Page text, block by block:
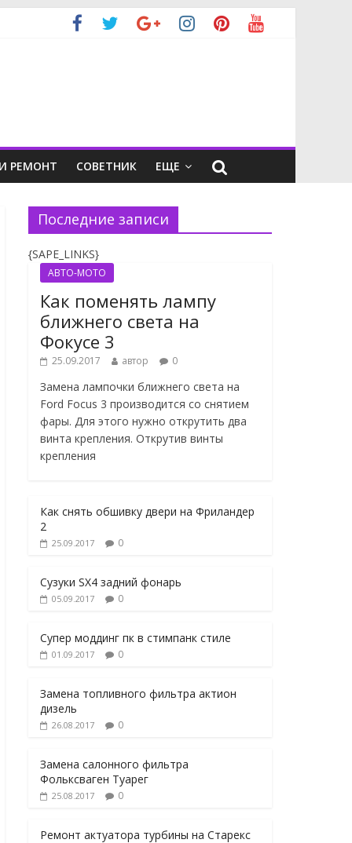
РЕМОНТ СОВЕТНИК ЕЩЕ
Последние записи
{SAPE_LINKS}
АВТО-МОТО
Как поменять лампу
ближнего света на
Фокусе 3
25.09.2017 автор 0
Замена лампочки ближнего света на
Ford Focus 3 производится со снятием
фары. Для этого нужно открутить два
винта крепления. Открутив винты
крепления
Как снять обшивку двери на Фриландер
2
25.09.2017 0
Сузуки SX4 задний фонарь
05.09.2017 0
Супер моддинг пк в стимпанк стиле
01.09.2017 0
Замена топливного фильтра актион
дизель
26.08.2017 0
Замена салонного фильтра
Фольксваген Туарег
25.08.2017 0
Ремонт актуатора турбины на Старекс